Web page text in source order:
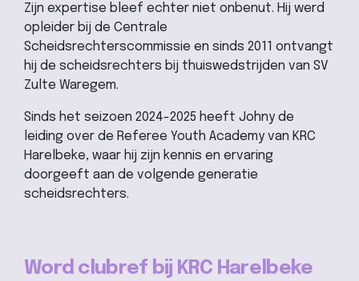
Zijn expertise bleef echter niet onbenut. Hij werd
opleider bij de Centrale
Scheidsrechterscommissie en sinds 2011 ontvangt
hij de scheidsrechters bij thuiswedstrijden van SV
Zulte Waregem.
Sinds het seizoen 2024-2025 heeft Johny de
leiding over de Referee Youth Academy van KRC
Harelbeke, waar hij zijn kennis en ervaring
doorgeeft aan de volgende generatie
scheidsrechters.
Word clubref bij KRC Harelbeke